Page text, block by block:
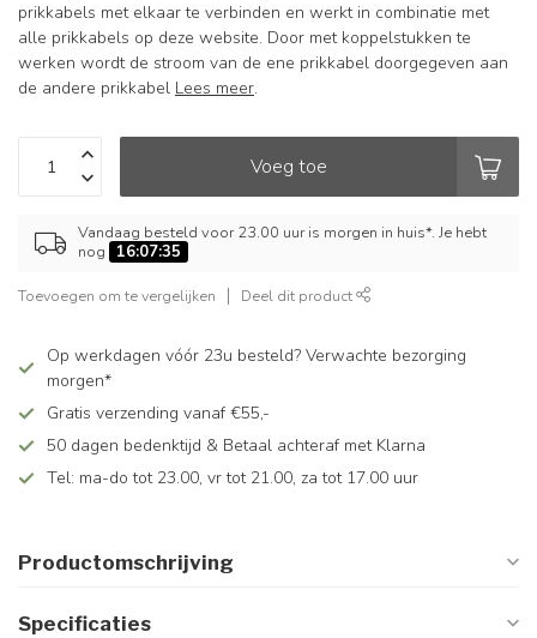
prikkabels met elkaar te verbinden en werkt in combinatie met
alle prikkabels op deze website. Door met koppelstukken te
werken wordt de stroom van de ene prikkabel doorgegeven aan
de andere prikkabel Lees meer.
Voeg toe
Vandaag besteld voor 23.00 uur is morgen in huis*. Je hebt
nog
16:07:35
Toevoegen om te vergelijken Deel dit product
Op werkdagen vóór 23u besteld? Verwachte bezorging
morgen*
Gratis verzending vanaf €55,-
50 dagen bedenktijd & Betaal achteraf met Klarna
Tel: ma-do tot 23.00, vr tot 21.00, za tot 17.00 uur
Productomschrijving
Specificaties